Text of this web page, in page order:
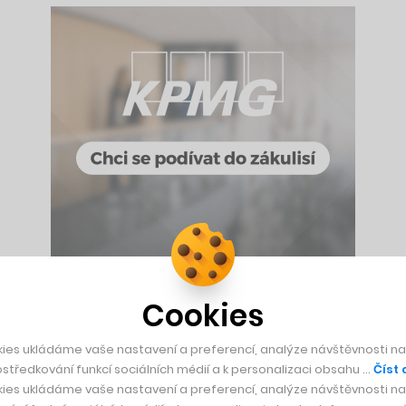
mít automaty tam, kde si lidé budou moci nakoupit i
na noc často zavírají. Já jsem se tomu bránil, ale pak
ale devadesát procent našich automatů přístupných
Cookies
ukládáme vaše nastavení a preferencí, analýze návštěvnosti
funkcí sociálních médií a k personalizaci obsahu … Číst
ukládáme vaše nastavení a preferencí, analýze návštěvnosti